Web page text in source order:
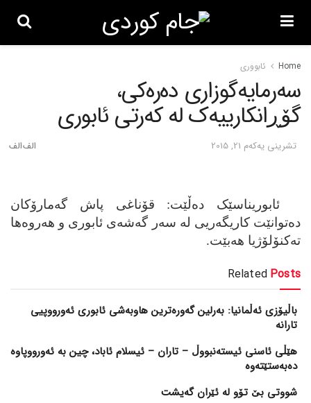
Home ئابووری
سه‌رمایه‌گوزاری ده‌ره‌کی،
گۆڕانکارییه‌ک له‌ که‌رتی ئابوری
تشرینی یه‌كه‌م 21, 2015
ئابوریناسێک ده‌ڵێت: قۆناغی پاش گه‌مارۆکان
ده‌توانێت کاریگه‌ریی له‌ سه‌ر گه‌شه‌ی ئابوری و هه‌روه‌ها
ته‌کنۆلۆژیا هه‌بێت.
Related Posts
باڵیۆزی ئەڵمانیا: بەرلین گەورەترین هاوبەشی ئابوری ئەورووپیی
تارانە
هێڵی ئاسنی ئیستەنبووڵ – تاران – ئیسلام ئاباد، چین بە ئەورووپاوە
دەبەستێتەوە
شووتی بێ تۆو لە ئێران گەیشت